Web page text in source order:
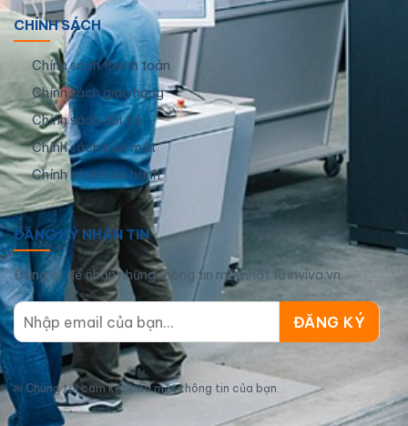
CHÍNH SÁCH
Chính sách thanh toán
Chính sách giao hàng
Chính sách đổi trả
Chính sách bảo mật
Chính sách bảo hành
ĐĂNG KÝ NHẬN TIN
Đăng ký để nhận những thông tin mới nhất từ inviva.vn
✉ Chúng tôi cam kết bảo mật thông tin của bạn.